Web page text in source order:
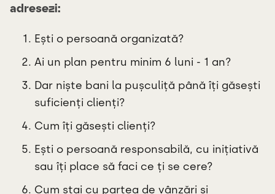
adresezi:
Ești o persoană organizată?
Ai un plan pentru minim 6 luni - 1 an?
Dar niște bani la pușculiță până îți găsești
suficienți clienți?
Cum îți găsești clienți?
Ești o persoană responsabilă, cu inițiativă
sau îți place să faci ce ți se cere?
Cum stai cu partea de vânzări și